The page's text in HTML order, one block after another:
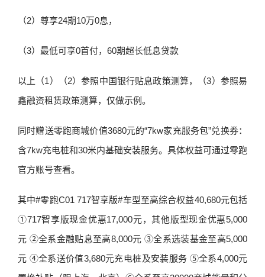
（2）尊享24期10万0息，
（3）最低可享0首付，60期超长低息贷款
以上（1）（2）参照中国银行贴息政策测算，（3）参照易
鑫融资租赁政策测算，仅做示例。
同时赠送零跑商城价值3680元的“7kw家充服务包”兑换券：
含7kw充电桩和30米内基础安装服务。具体权益可通过零跑
官方账号查看。
其中#零跑C01 717智享版#车型至高综合权益40,680元包括
①717智享版现金优惠17,000元，其他版型现金优惠5,000
元 ②全系金融贴息至高8,000元 ③全系选装基金至高5,000
元 ④全系送价值3,680元充电桩及安装服务 ⑤全系4,000元